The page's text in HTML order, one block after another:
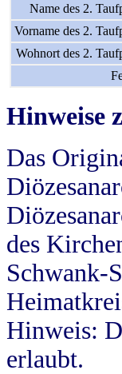
Name des 2.
Vorname des 2.
Wohnort des 2.
Hinweise
Das
des
Schwank-
Hinweis:
erlaubt.